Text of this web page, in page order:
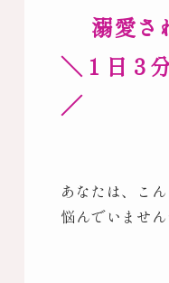
溺愛さ
＼１日３
／
あなたは、こ
悩んでいません